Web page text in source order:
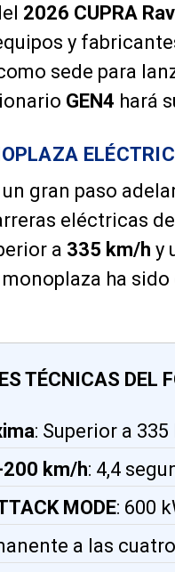
2026 CUPRA
y
sede para
GEN4 hará
gran paso
eléctricas
a 335 km/h y
monoplaza ha
TÉCNICAS DEL
: Superior a
km/h: 4,4
MODE: 600
a las